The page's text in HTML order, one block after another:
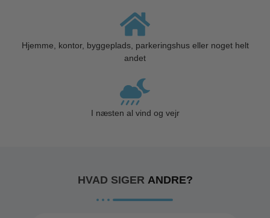
Hjemme, kontor, byggeplads, parkeringshus eller noget helt
andet
I næsten al vind og vejr
HVAD SIGER ANDRE?